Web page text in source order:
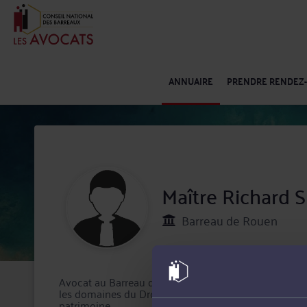
ANNUAIRE PRENDRE
Maître Richard
Barreau de Rouen
Avocat au Barreau de Rouen, Maître Richard
les domaines du Droit du dommage corporel, Droit